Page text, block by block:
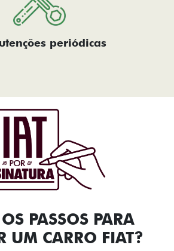
periódicas
PASSOS PARA
UM CARRO FIAT?​